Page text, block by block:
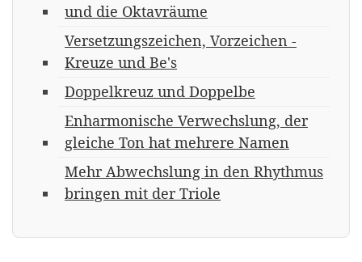
und die Oktavräume
Versetzungszeichen, Vorzeichen -
Kreuze und Be's
Doppelkreuz und Doppelbe
Enharmonische Verwechslung, der
gleiche Ton hat mehrere Namen
Mehr Abwechslung in den Rhythmus
bringen mit der Triole